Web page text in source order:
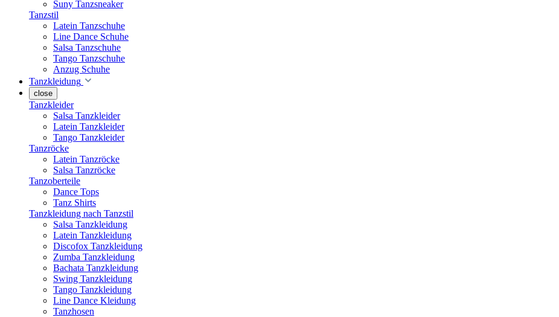
Suny Tanzsneaker
Tanzstil
Latein Tanzschuhe
Line Dance Schuhe
Salsa Tanzschuhe
Tango Tanzschuhe
Anzug Schuhe
Tanzkleidung
close
Tanzkleider
Salsa Tanzkleider
Latein Tanzkleider
Tango Tanzkleider
Tanzröcke
Latein Tanzröcke
Salsa Tanzröcke
Tanzoberteile
Dance Tops
Tanz Shirts
Tanzkleidung nach Tanzstil
Salsa Tanzkleidung
Latein Tanzkleidung
Discofox Tanzkleidung
Zumba Tanzkleidung
Bachata Tanzkleidung
Swing Tanzkleidung
Tango Tanzkleidung
Line Dance Kleidung
Tanzhosen